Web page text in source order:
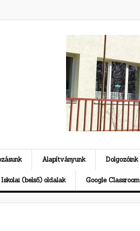
Alapítványunk Dolgozóink
Iskolai (belső) oldalak Google Classroom